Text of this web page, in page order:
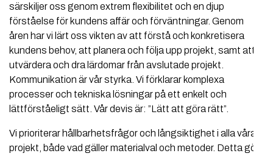
särskiljer oss genom extrem flexibilitet och en djup
förståelse för kundens affär och förväntningar. Genom
åren har vi lärt oss vikten av att förstå och konkretisera
kundens behov, att planera och följa upp projekt, samt att
utvärdera och dra lärdomar från avslutade projekt.
Kommunikation är vår styrka. Vi förklarar komplexa
processer och tekniska lösningar på ett enkelt och
lättförståeligt sätt. Vår devis är: ”Lätt att göra rätt”.
Vi prioriterar hållbarhetsfrågor och långsiktighet i alla våra
projekt, både vad gäller materialval och metoder. Detta gör